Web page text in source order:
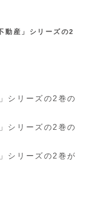
動産」シリーズの2
シリーズの2巻の
シリーズの2巻の
シリーズの2巻が